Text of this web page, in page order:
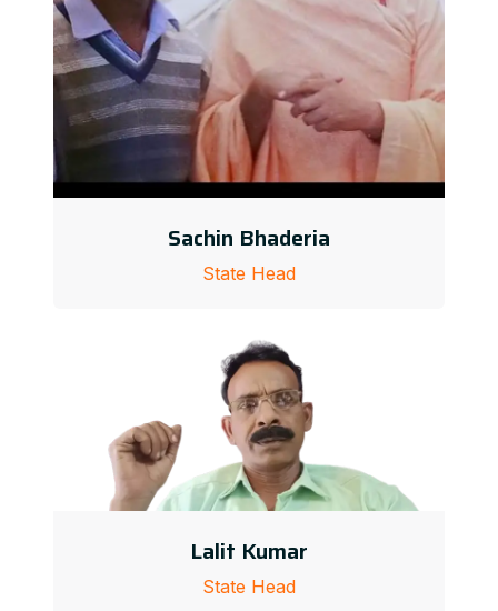
Sachin Bhaderia
State Head
Lalit Kumar
State Head